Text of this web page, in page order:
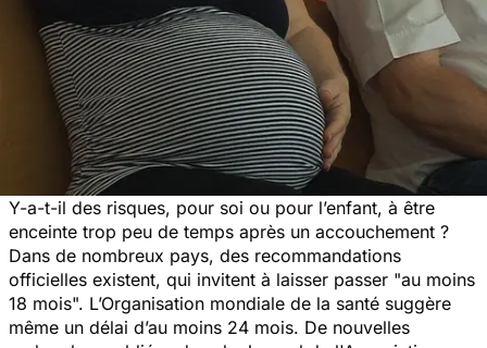
Y-a-t-il des risques, pour soi ou pour l’enfant, à être
enceinte trop peu de temps après un accouchement ?
Dans de nombreux pays, des recommandations
officielles existent, qui invitent à laisser passer "au moins
18 mois". L’Organisation mondiale de la santé suggère
même un délai d’au moins 24 mois. De nouvelles